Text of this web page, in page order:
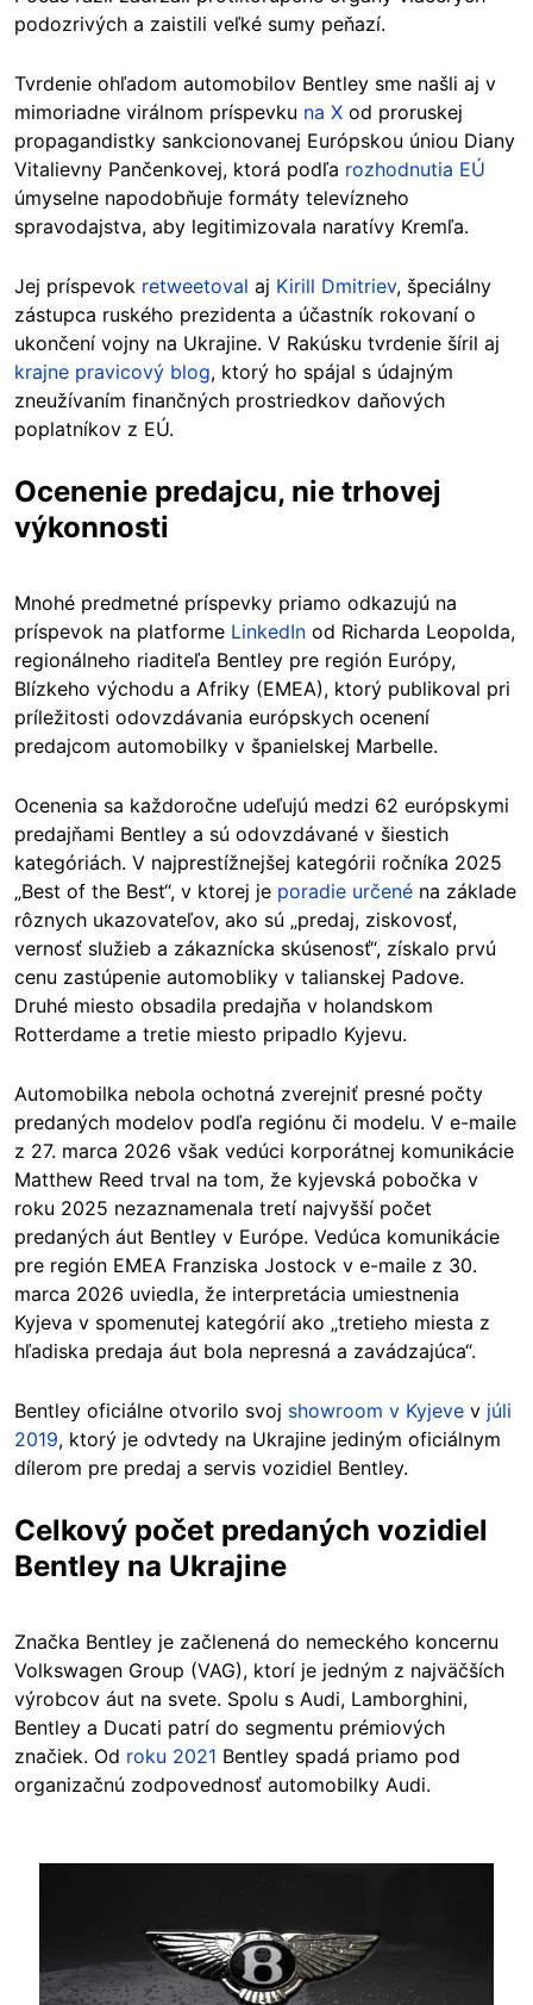
podozrivých a zaistili veľké sumy peňazí.
Tvrdenie ohľadom automobilov Bentley sme našli aj v
mimoriadne virálnom príspevku na X od proruskej
propagandistky sankcionovanej Európskou úniou Diany
Vitalievny Pančenkovej, ktorá podľa rozhodnutia EÚ
úmyselne napodobňuje formáty televízneho
spravodajstva, aby legitimizovala naratívy Kremľa.
Jej príspevok retweetoval aj Kirill Dmitriev, špeciálny
zástupca ruského prezidenta a účastník rokovaní o
ukončení vojny na Ukrajine. V Rakúsku tvrdenie šíril aj
krajne pravicový blog, ktorý ho spájal s údajným
zneužívaním finančných prostriedkov daňových
poplatníkov z EÚ.
Ocenenie predajcu, nie trhovej
výkonnosti
Mnohé predmetné príspevky priamo odkazujú na
príspevok na platforme LinkedIn od Richarda Leopolda,
regionálneho riaditeľa Bentley pre región Európy,
Blízkeho východu a Afriky (EMEA), ktorý publikoval pri
príležitosti odovzdávania európskych ocenení
predajcom automobilky v španielskej Marbelle.
Ocenenia sa každoročne udeľujú medzi 62 európskymi
predajňami Bentley a sú odovzdávané v šiestich
kategóriách. V najprestížnejšej kategórii ročníka 2025
„Best of the Best“, v ktorej je poradie určené na základe
rôznych ukazovateľov, ako sú „predaj, ziskovosť,
vernosť služieb a zákaznícka skúsenosť“, získalo prvú
cenu zastúpenie automobliky v talianskej Padove.
Druhé miesto obsadila predajňa v holandskom
Rotterdame a tretie miesto pripadlo Kyjevu.
Automobilka nebola ochotná zverejniť presné počty
predaných modelov podľa regiónu či modelu. V e-maile
z 27. marca 2026 však vedúci korporátnej komunikácie
Matthew Reed trval na tom, že kyjevská pobočka v
roku 2025 nezaznamenala tretí najvyšší počet
predaných áut Bentley v Európe. Vedúca komunikácie
pre región EMEA Franziska Jostock v e-maile z 30.
marca 2026 uviedla, že interpretácia umiestnenia
Kyjeva v spomenutej kategórií ako „tretieho miesta z
hľadiska predaja áut bola nepresná a zavádzajúca“.
Bentley oficiálne otvorilo svoj showroom v Kyjeve v júli
2019, ktorý je odvtedy na Ukrajine jediným oficiálnym
dílerom pre predaj a servis vozidiel Bentley.
Celkový počet predaných vozidiel
Bentley na Ukrajine
Značka Bentley je začlenená do nemeckého koncernu
Volkswagen Group (VAG), ktorí je jedným z najväčších
výrobcov áut na svete. Spolu s Audi, Lamborghini,
Bentley a Ducati patrí do segmentu prémiových
značiek. Od roku 2021 Bentley spadá priamo pod
organizačnú zodpovednosť automobilky Audi.